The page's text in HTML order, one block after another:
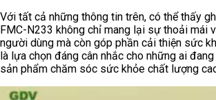
Với tất cả những thông tin trên, có thể thấy
FMC-N233 không chỉ mang lại sự thoải mái
người dùng mà còn góp phần cải thiện sức
là lựa chọn đáng cân nhắc cho những ai
sản phẩm chăm sóc sức khỏe chất lượng